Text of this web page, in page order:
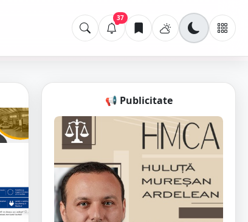
37
📢 Publicitate